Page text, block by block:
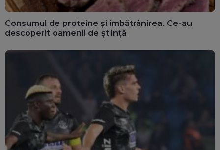
Consumul de proteine și îmbătrânirea. Ce-au
descoperit oamenii de știință